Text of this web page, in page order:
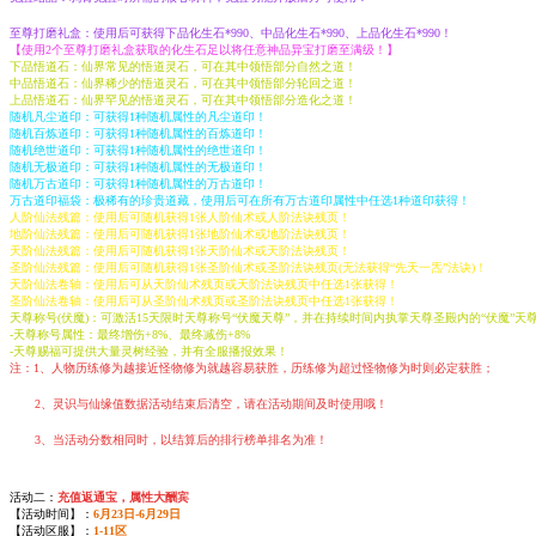
至尊打磨礼盒：使用后可获得下品化生石*990、中品化生石*990、上品化生石*990！
【使用2个至尊打磨礼盒获取的化生石足以将任意神品异宝打磨至满级！】
下品悟道石：仙界常见的悟道灵石，可在其中领悟部分自然之道！
中品悟道石：仙界稀少的悟道灵石，可在其中领悟部分轮回之道！
上品悟道石：仙界罕见的悟道灵石，可在其中领悟部分造化之道！
随机凡尘道印：可获得1种随机属性的凡尘道印！
随机百炼道印：可获得1种随机属性的百炼道印！
随机绝世道印：可获得1种随机属性的绝世道印！
随机无极道印：可获得1种随机属性的无极道印！
随机万古道印：可获得1种随机属性的万古道印！
万古道印福袋：极稀有的珍贵道藏，使用后可在所有万古道印属性中任选1种道印获得！
人阶仙法残篇：使用后可随机获得1张人阶仙术或人阶法诀残页！
地阶仙法残篇：使用后可随机获得1张地阶仙术或地阶法诀残页！
天阶仙法残篇：使用后可随机获得1张天阶仙术或天阶法诀残页！
圣阶仙法残篇：使用后可随机获得1张圣阶仙术或圣阶法诀残页(无法获得“先天一炁”法诀)！
天阶仙法卷轴：使用后可从天阶仙术残页或天阶法诀残页中任选1张获得！
圣阶仙法卷轴：使用后可从圣阶仙术残页或圣阶法诀残页中任选1张获得！
天尊称号(伏魔)：可激活15天限时天尊称号“伏魔天尊”，并在持续时间内执掌天尊圣殿内的“伏魔”天
-天尊称号属性：最终增伤+8%、最终减伤+8%
-天尊赐福可提供大量灵树经验，并有全服播报效果！
注：1、人物历练修为越接近怪物修为就越容易获胜，历练修为超过怪物修为时则必定获胜；
2、灵识与仙缘值数据活动结束后清空，请在活动期间及时使用哦！
3、当活动分数相同时，以结算后的排行榜单排名为准！
活动二： 充值返通宝，属性大酬宾
【活动时间】： 6月23日-6月29日
【活动区服】： 1-11区